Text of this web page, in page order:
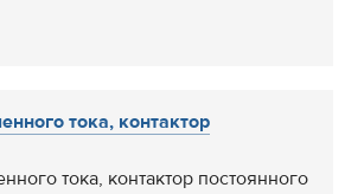
тока, контактор
тока, контактор постоянного